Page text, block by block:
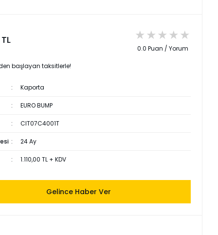
0.0 Puan / Yorum
başlayan taksitlerle!
Kaporta
EURO BUMP
CIT07C4001T
24 Ay
1.110,00 TL + KDV
Gelince Haber Ver